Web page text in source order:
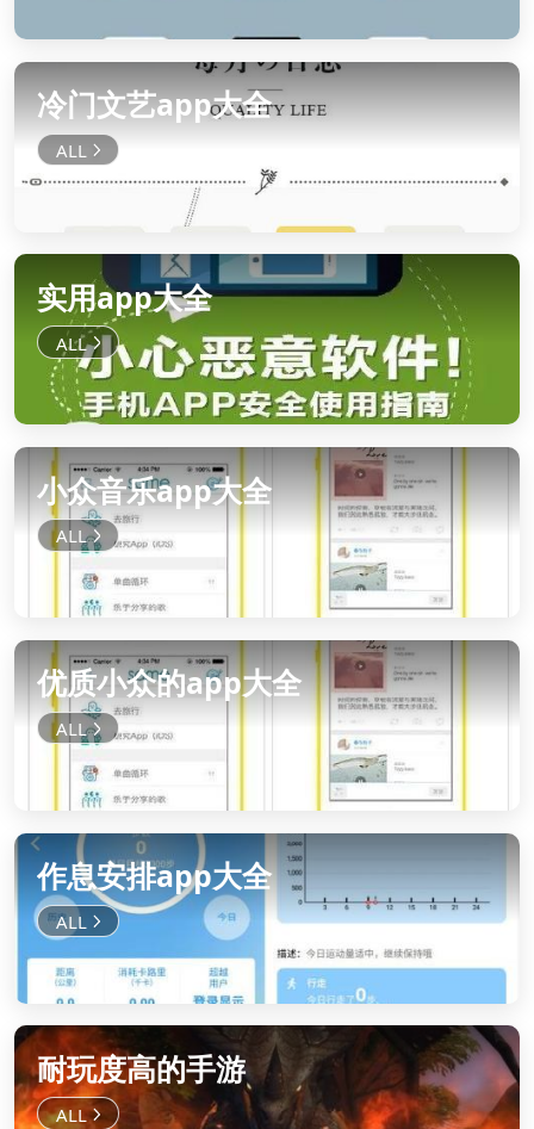
冷门文艺app大全
实用app大全
小众音乐app大全
优质小众的app大全
作息安排app大全
耐玩度高的手游